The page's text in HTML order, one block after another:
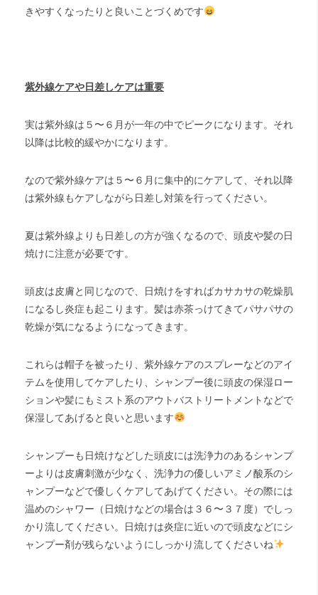
きやすくなったりと良いことづくめです
紫外線ケアや日差しケアは重要
実は紫外線は５〜６月が一年の中でピークになります。それ
以降は比較的緩やかになります。
なので紫外線ケアは５〜６月に集中的にケアして、それ以降
は紫外線もケアしながら日差し対策を行ってください。
夏は紫外線よりも日差しの方が強くなるので、頭皮や髪の日
焼けに注意が必要です。
頭皮は皮膚と同じなので、日焼けをすればカサカサの乾燥肌
になるし炎症も起こります。髪は赤茶っけてきてパサパサの
乾燥が気になるようになってきます。
これらは帽子を被ったり、紫外線ケアのスプレーなどのアイ
テムを使用してケアしたり、シャンプー後に頭皮の保湿ロー
ションや髪にもミスト系のアウトバストリートメントなどで
保湿してあげると良いと思います
シャンプーも日焼けなどした頭皮には洗浄力のあるシャンプ
ーよりは皮膚刺激が少なく、洗浄力の優しいアミノ酸系のシ
ャンプーなどで優しくケアしてあげてください。その際には
温めのシャワー（日焼けなどの場合は３６〜３７度）でしっ
かり流してください。日焼けは炎症に近いので頭皮などにシ
ャンプー剤が残らないようにしっかり流してくださいね